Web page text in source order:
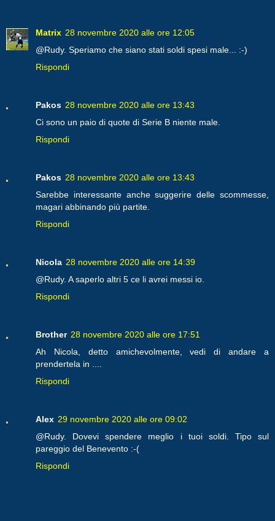
Matrix 28 novembre 2020 alle ore 12:05
@Rudy. Speriamo che siano stati soldi spesi male... :-)
Rispondi
Pakos 28 novembre 2020 alle ore 13:43
Ci sono un paio di quote di Serie B niente male.
Rispondi
Pakos 28 novembre 2020 alle ore 13:43
Sarebbe interessante anche suggerire delle scommesse,
magari abbinando più partite.
Rispondi
Nicola 28 novembre 2020 alle ore 14:39
@Rudy. A saperlo altri 5 ce li avrei messi io.
Rispondi
Brother 28 novembre 2020 alle ore 17:51
Ah Nicola, detto amichevolmente, vedi di andare a
prendertela in ....
Rispondi
Alex 29 novembre 2020 alle ore 09:02
@Rudy. Dovevi spendere meglio i tuoi soldi. Tipo sul
pareggio del Benevento :-(
Rispondi